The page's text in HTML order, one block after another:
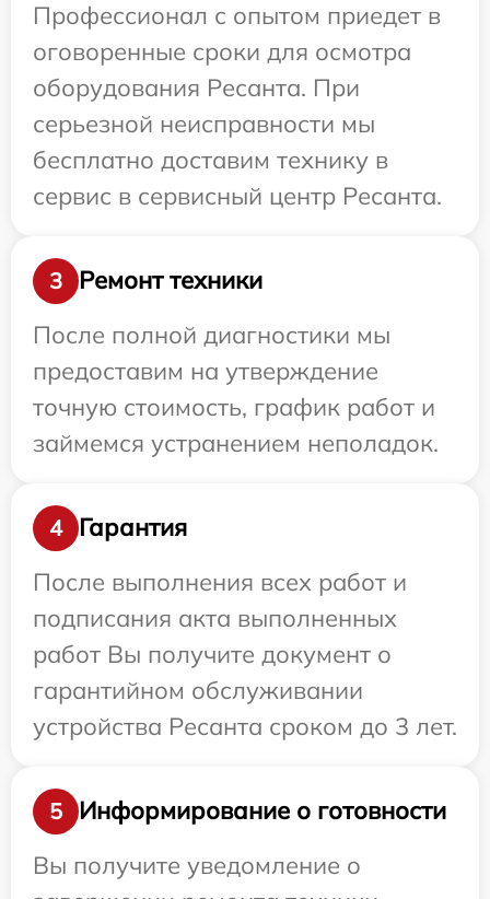
Профессионал с опытом приедет в
оговоренные сроки для осмотра
оборудования Ресанта. При
серьезной неисправности мы
бесплатно доставим технику в
сервис в сервисный центр Ресанта.
3
Ремонт техники
После полной диагностики мы
предоставим на утверждение
точную стоимость, график работ и
займемся устранением неполадок.
4
Гарантия
После выполнения всех работ и
подписания акта выполненных
работ Вы получите документ о
гарантийном обслуживании
устройства Ресанта сроком до 3 лет.
5
Информирование о готовности
Вы получите уведомление о